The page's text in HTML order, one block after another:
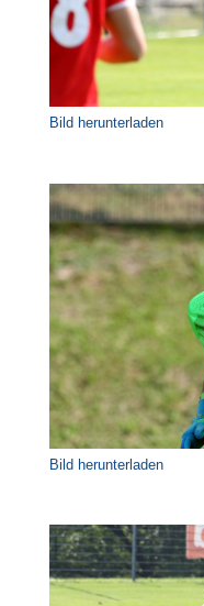
Bild herunterladen
Bild herunterladen